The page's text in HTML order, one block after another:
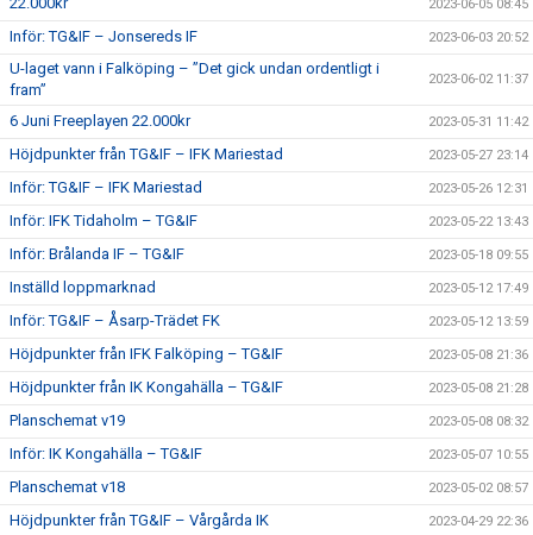
2023-06-05 08:45
Inför: TG&IF – Jonsereds IF 2023-06-03 20:52
U-laget vann i Falköping – ”Det gick undan ordentligt i
fram”
2023-06-02 11:37
6 Juni Freeplayen 22.000kr 2023-05-31 11:42
Höjdpunkter från TG&IF – IFK Mariestad 2023-05-27 23:14
Inför: TG&IF – IFK Mariestad 2023-05-26 12:31
Inför: IFK Tidaholm – TG&IF 2023-05-22 13:43
Inför: Brålanda IF – TG&IF 2023-05-18 09:55
Inställd loppmarknad 2023-05-12 17:49
Inför: TG&IF – Åsarp-Trädet FK 2023-05-12 13:59
Höjdpunkter från IFK Falköping – TG&IF 2023-05-08 21:36
Höjdpunkter från IK Kongahälla – TG&IF 2023-05-08 21:28
Planschemat v19 2023-05-08 08:32
Inför: IK Kongahälla – TG&IF 2023-05-07 10:55
Planschemat v18 2023-05-02 08:57
Höjdpunkter från TG&IF – Vårgårda IK 2023-04-29 22:36